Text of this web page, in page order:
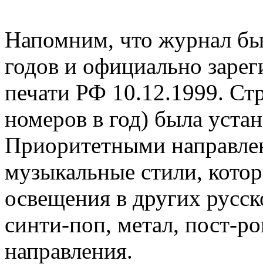
Напомним, что журнал
годов и официально
печати РФ 10.12.1999.
номеров в год) была
Приоритетными
музыкальные стили,
освещения в других
синти-поп, метал, пост-
направления.